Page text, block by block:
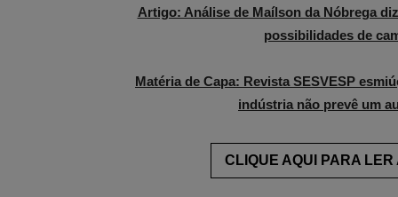
Artigo: Análise de Maílson da Nóbrega
possibilidades de
Matéria de Capa: Revista SESVESP
indústria não prevê um
CLIQUE AQUI PARA